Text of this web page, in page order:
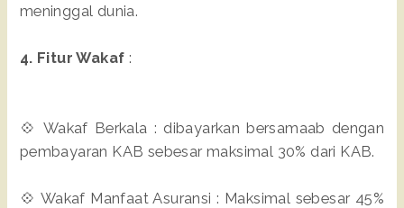
meninggal dunia.
4. Fitur Wakaf :
💠 Wakaf Berkala : dibayarkan bersamaab dengan
pembayaran KAB sebesar maksimal 30% dari KAB.
💠 Wakaf Manfaat Asuransi : Maksimal sebesar 45%